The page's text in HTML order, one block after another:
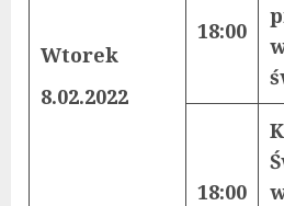
Wtorek
8.02.2022
18:00
18:00